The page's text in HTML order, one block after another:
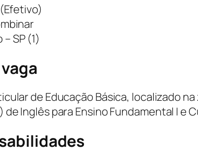
(Efetivo)
SP (1)
de Educação Básica, localizado
Inglês para Ensino Fundamental I e